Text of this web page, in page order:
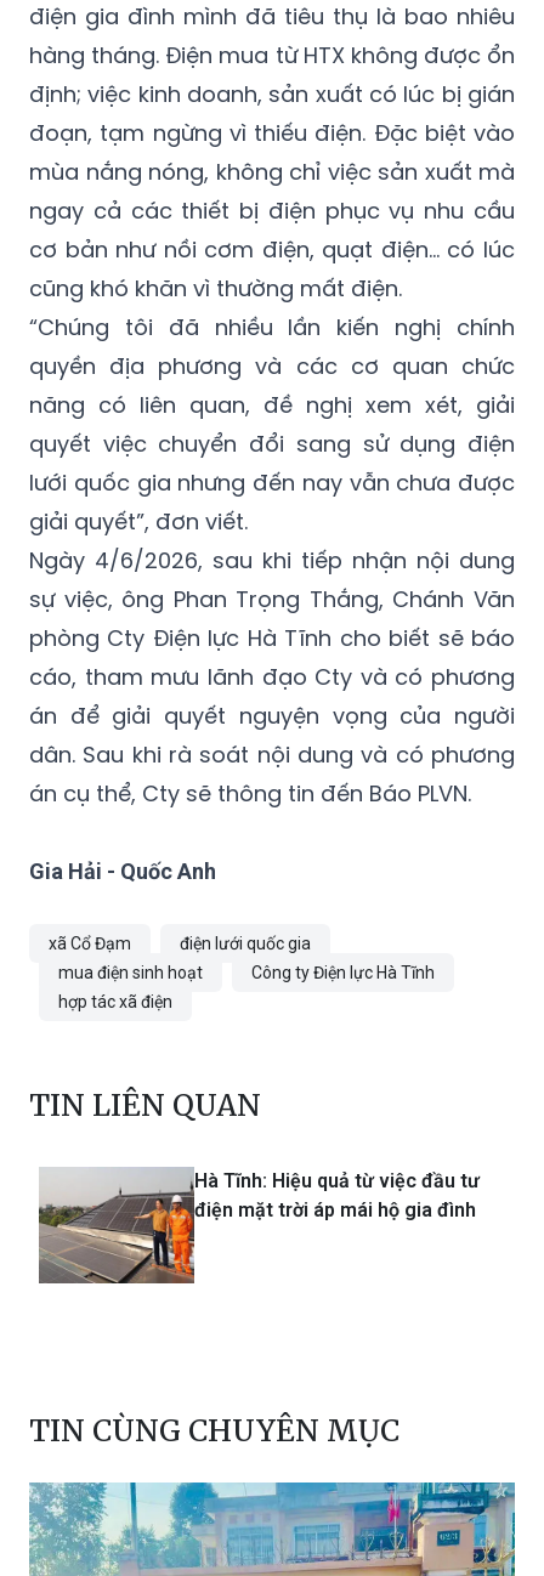
điện gia đình mình đã tiêu thụ là bao nhiêu
hàng tháng. Điện mua từ HTX không được ổn
định; việc kinh doanh, sản xuất có lúc bị gián
đoạn, tạm ngừng vì thiếu điện. Đặc biệt vào
mùa nắng nóng, không chỉ việc sản xuất mà
ngay cả các thiết bị điện phục vụ nhu cầu
cơ bản như nồi cơm điện, quạt điện… có lúc
cũng khó khăn vì thường mất điện.
“Chúng tôi đã nhiều lần kiến nghị chính
quyền địa phương và các cơ quan chức
năng có liên quan, đề nghị xem xét, giải
quyết việc chuyển đổi sang sử dụng điện
lưới quốc gia nhưng đến nay vẫn chưa được
giải quyết”, đơn viết.
Ngày 4/6/2026, sau khi tiếp nhận nội dung
sự việc, ông Phan Trọng Thắng, Chánh Văn
phòng Cty Điện lực Hà Tĩnh cho biết sẽ báo
cáo, tham mưu lãnh đạo Cty và có phương
án để giải quyết nguyện vọng của người
dân. Sau khi rà soát nội dung và có phương
án cụ thể, Cty sẽ thông tin đến Báo PLVN.
Gia Hải - Quốc Anh
xã Cổ Đạm
điện lưới quốc gia
mua điện sinh hoạt
Công ty Điện lực Hà Tĩnh
hợp tác xã điện
TIN LIÊN QUAN
Hà Tĩnh: Hiệu quả từ việc đầu tư
điện mặt trời áp mái hộ gia đình
TIN CÙNG CHUYÊN MỤC